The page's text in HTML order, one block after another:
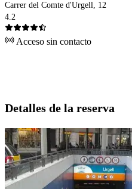
Carrer del Comte d'Urgell, 12
4.2
Acceso sin contacto
Detalles de la reserva